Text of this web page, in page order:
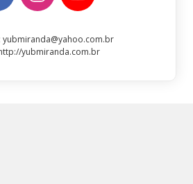
yubmiranda@yahoo.com.br
yubmiranda.com.br